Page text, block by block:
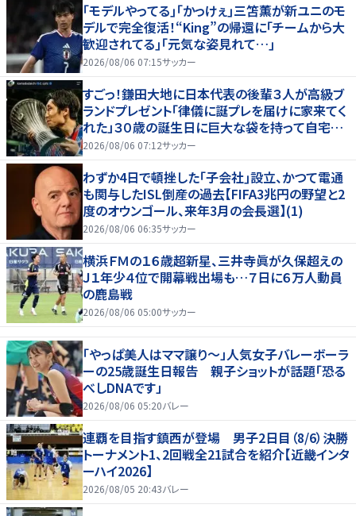
｢モデルやってる｣｢かっけぇ｣三笘薫が新ユニのモ
デルで完全復活！“King”の帰還に｢チームから大
歓迎されてる｣｢元気な姿見れて…｣
2026/08/06 07:15サッカー
すごっ！鎌田大地に日本代表の後輩３人が高級ブ
ランドプレゼント「律儀に誕プレを届けに家来てく
れた」３０歳の誕生日に巨大な袋を持って自宅訪
問
2026/08/06 07:12サッカー
わずか4日で頓挫した｢子会社｣設立、かつて電通
も関与したISL倒産の過去【FIFA3兆円の野望と2
度のオウンゴール、来年3月の会長選】(1)
2026/08/06 06:35サッカー
横浜ＦＭの１６歳超新星、三井寺眞が久保超えの
Ｊ１年少４位で開幕戦出場も…７日に６万人動員
の鹿島戦
2026/08/06 05:00サッカー
「やっぱ美人はママ譲り～」人気女子バレーボーラ
ーの25歳誕生日報告 親子ショットが話題「恐る
べしDNAです」
2026/08/06 05:20バレー
連覇を目指す鎮西が登場 男子2日目（8/6）決勝
トーナメント1、2回戦全21試合を紹介【近畿インタ
ーハイ2026】
2026/08/05 20:43バレー